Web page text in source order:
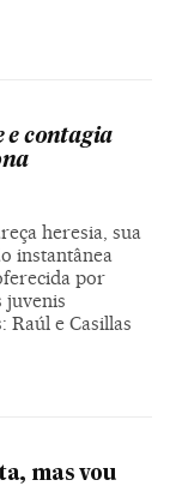
e contagia
heresia, sua
instantânea
por
juvenis
Raúl e Casillas
mas vou